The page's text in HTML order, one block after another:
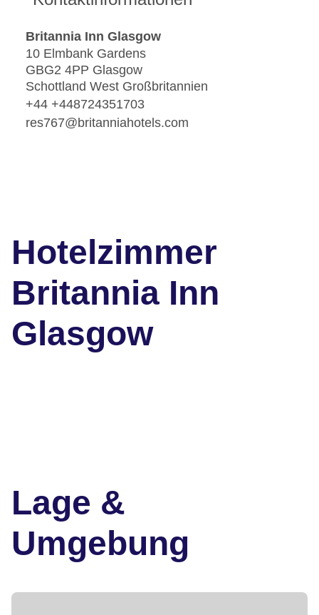
Britannia Inn Glasgow
10 Elmbank Gardens
GBG2 4PP Glasgow
Schottland West Großbritannien
+44 +448724351703
res767@britanniahotels.com
Hotelzimmer
Britannia Inn
Glasgow
Lage &
Umgebung